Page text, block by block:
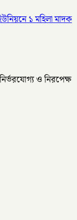
১ মহিলা মাদক
ও নিরপেক্ষ